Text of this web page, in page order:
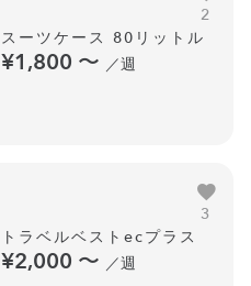
スーツケース 80リットル
¥1,800 〜 ／週
2
トラベルベストecプラス
¥2,000 〜 ／週
3